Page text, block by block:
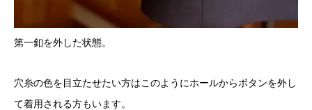
第一釦を外した状態。
穴糸の色を目立たせたい方はこのようにホールからボタンを外し
て着用される方もいます。